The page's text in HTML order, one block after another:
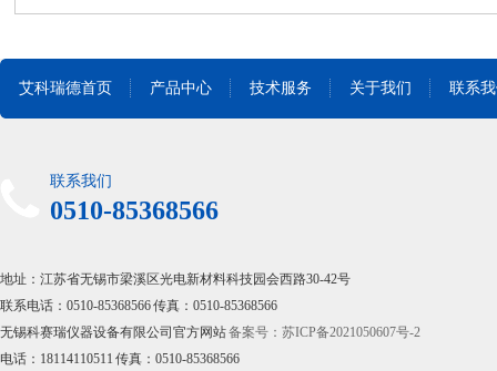
艾科瑞德首页 产品中心 技术服务 关于我们 联系
联系我们
0510-85368566
地址：江苏省无锡市梁溪区光电新材料科技园会西路30-42号
联系电话：0510-85368566 传真：0510-85368566
无锡科赛瑞仪器设备有限公司官方网站备案号：苏ICP备2021050607号-2
电话：18114110511 传真：0510-85368566